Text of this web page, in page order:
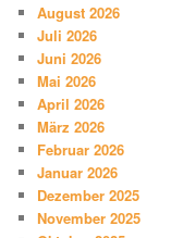
August 2026
Juli 2026
Juni 2026
Mai 2026
April 2026
März 2026
Februar 2026
Januar 2026
Dezember 2025
November 2025